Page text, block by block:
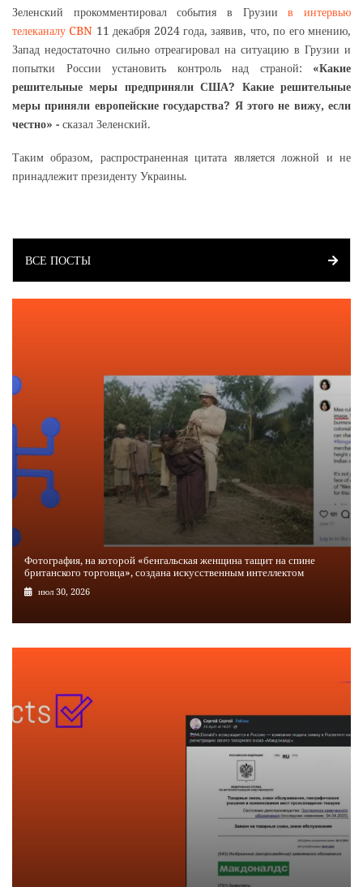
Зеленский прокомментировал события в Грузиив интервью
телеканалу CBN 11 декабря 2024 года, заявив, что, по его мнению,
Запад недостаточно сильно отреагировал на ситуацию в Грузии и
попытки России установить контроль над страной: «Какие
решительные меры предприняли США? Какие решительные
меры приняли европейские государства? Я этого не вижу, если
честно» - сказал Зеленский.
Таким образом, распространенная цитата является ложной и не
принадлежит президенту Украины.
ВСЕ ПОСТЫ
Фотография, на которой «бенгальская женщина тащит на спине
британского торговца», создана искусственным интеллектом
июл 30, 2026